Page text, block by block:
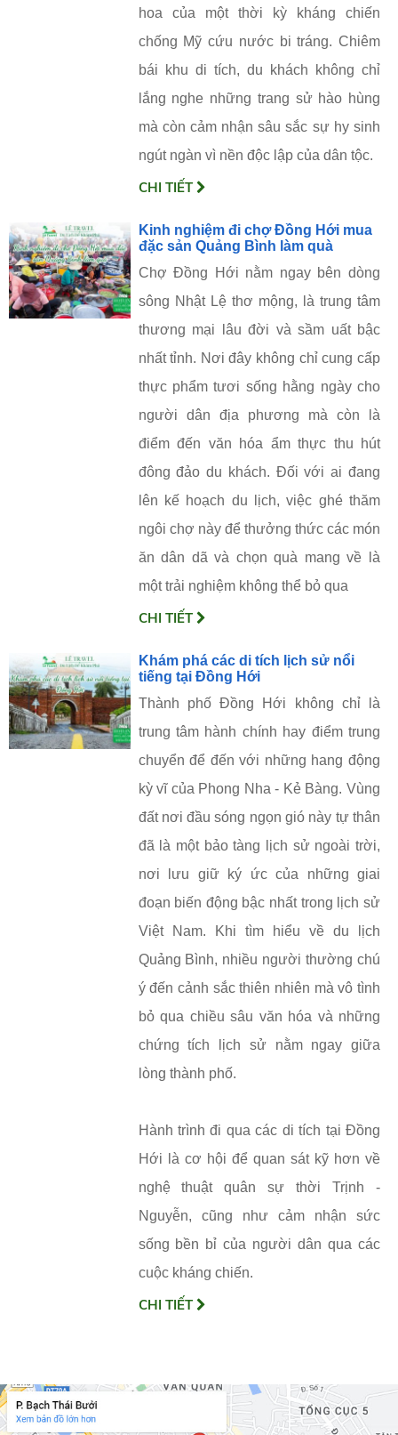
hoa của một thời kỳ kháng chiến
chống Mỹ cứu nước bi tráng. Chiêm
bái khu di tích, du khách không chỉ
lắng nghe những trang sử hào hùng
mà còn cảm nhận sâu sắc sự hy sinh
ngút ngàn vì nền độc lập của dân tộc.
CHI TIẾT
Kinh nghiệm đi chợ Đồng Hới mua
đặc sản Quảng Bình làm quà
Chợ Đồng Hới nằm ngay bên dòng
sông Nhật Lệ thơ mộng, là trung tâm
thương mại lâu đời và sầm uất bậc
nhất tỉnh. Nơi đây không chỉ cung cấp
thực phẩm tươi sống hằng ngày cho
người dân địa phương mà còn là
điểm đến văn hóa ẩm thực thu hút
đông đảo du khách. Đối với ai đang
lên kế hoạch du lịch, việc ghé thăm
ngôi chợ này để thưởng thức các món
ăn dân dã và chọn quà mang về là
một trải nghiệm không thể bỏ qua
CHI TIẾT
Khám phá các di tích lịch sử nổi
tiếng tại Đồng Hới
Thành phố Đồng Hới không chỉ là
trung tâm hành chính hay điểm trung
chuyển để đến với những hang động
kỳ vĩ của Phong Nha - Kẻ Bàng. Vùng
đất nơi đầu sóng ngọn gió này tự thân
đã là một bảo tàng lịch sử ngoài trời,
nơi lưu giữ ký ức của những giai
đoạn biến động bậc nhất trong lịch sử
Việt Nam. Khi tìm hiểu về du lịch
Quảng Bình, nhiều người thường chú
ý đến cảnh sắc thiên nhiên mà vô tình
bỏ qua chiều sâu văn hóa và những
chứng tích lịch sử nằm ngay giữa
lòng thành phố.
Hành trình đi qua các di tích tại Đồng
Hới là cơ hội để quan sát kỹ hơn về
nghệ thuật quân sự thời Trịnh -
Nguyễn, cũng như cảm nhận sức
sống bền bỉ của người dân qua các
cuộc kháng chiến.
CHI TIẾT